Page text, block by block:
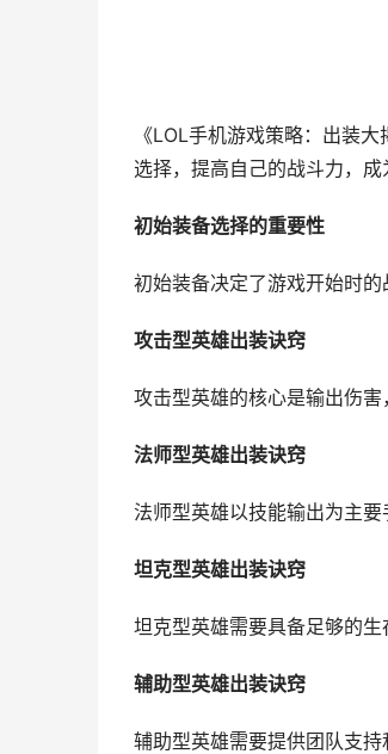
《LOL手机游戏策略：出装
选择，提高自己的战斗力，成
初始装备选择的重要性
初始装备决定了游戏开始时
攻击型英雄出装诀窍
攻击型英雄的核心是输出伤害
法师型英雄出装诀窍
法师型英雄以技能输出为主
坦克型英雄出装诀窍
坦克型英雄需要具备足够的生
辅助型英雄出装诀窍
辅助型英雄需要提供团队支持